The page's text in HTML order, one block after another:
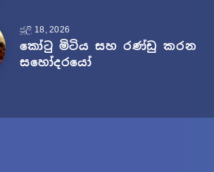
ජූලි 18, 2026
කෝටු මිටිය සහ රණ්ඩු කරන
සහෝදරයෝ